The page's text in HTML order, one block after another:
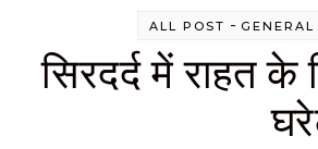
ALL POST -
सिरदर्द में राहत